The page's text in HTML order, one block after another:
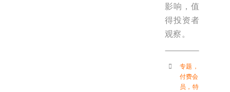
影响，值
得投资者
观察。
专题 ，
付费会
员 ， 特